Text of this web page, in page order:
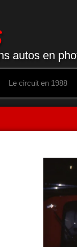
autos en
Le circuit en 1988